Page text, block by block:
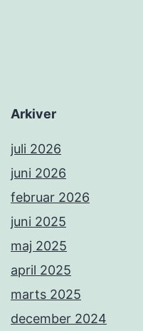
Arkiver
juli 2026
juni 2026
februar 2026
juni 2025
maj 2025
april 2025
marts 2025
december 2024